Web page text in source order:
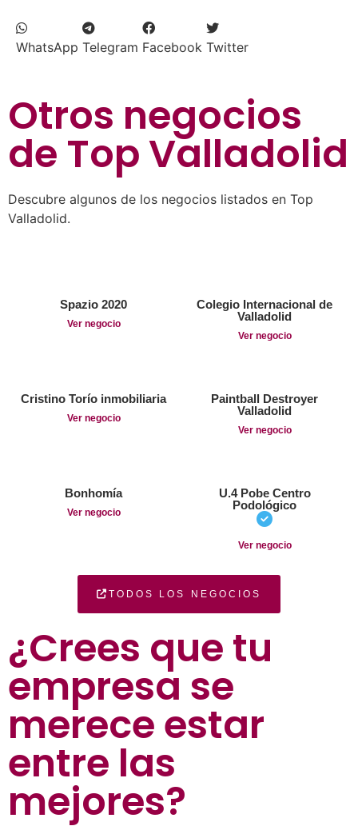
WhatsApp Telegram Facebook Twitter
Otros negocios
de Top Valladolid
Descubre algunos de los negocios listados en Top
Valladolid.
Spazio 2020
Ver negocio
Colegio Internacional de
Valladolid
Ver negocio
Cristino Torío inmobiliaria
Ver negocio
Paintball Destroyer
Valladolid
Ver negocio
Bonhomía
Ver negocio
U.4 Pobe Centro
Podológico
Ver negocio
TODOS LOS NEGOCIOS
¿Crees que tu
empresa se
merece estar
entre las
mejores?